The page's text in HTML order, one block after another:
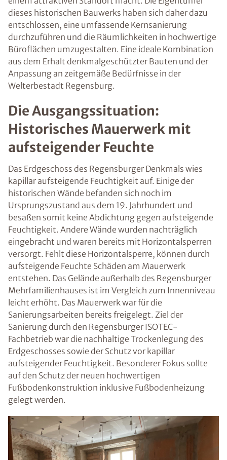
dieses historischen Bauwerks haben sich daher dazu
entschlossen, eine umfassende Kernsanierung
durchzuführen und die Räumlichkeiten in hochwertige
Büroflächen umzugestalten. Eine ideale Kombination
aus dem Erhalt denkmalgeschützter Bauten und der
Anpassung an zeitgemäße Bedürfnisse in der
Welterbestadt Regensburg.
Die Ausgangssituation:
Historisches Mauerwerk mit
aufsteigender Feuchte
Das Erdgeschoss des Regensburger Denkmals wies
kapillar aufsteigende Feuchtigkeit auf. Einige der
historischen Wände befanden sich noch im
Ursprungszustand aus dem 19. Jahrhundert und
besaßen somit keine Abdichtung gegen aufsteigende
Feuchtigkeit. Andere Wände wurden nachträglich
eingebracht und waren bereits mit Horizontalsperren
versorgt. Fehlt diese Horizontalsperre, können durch
aufsteigende Feuchte Schäden am Mauerwerk
entstehen. Das Gelände außerhalb des Regensburger
Mehrfamilienhauses ist im Vergleich zum Innenniveau
leicht erhöht. Das Mauerwerk war für die
Sanierungsarbeiten bereits freigelegt. Ziel der
Sanierung durch den Regensburger ISOTEC-
Fachbetrieb war die nachhaltige Trockenlegung des
Erdgeschosses sowie der Schutz vor kapillar
aufsteigender Feuchtigkeit. Besonderer Fokus sollte
auf den Schutz der neuen hochwertigen
Fußbodenkonstruktion inklusive Fußbodenheizung
gelegt werden.